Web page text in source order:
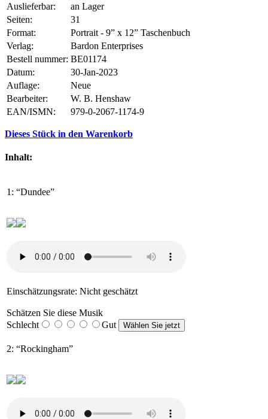
Auslieferbar:
an Lager
Seiten:
31
Format:
Portrait - 9” x 12” Taschenbuch
Verlag:
Bardon Enterprises
Bestell nummer: BE01174
Datum:
30-Jan-2023
Auflage:
Neue
Bearbeiter:
W. B. Henshaw
EAN/ISMN:
979-0-2067-1174-9
Dieses Stück in den Warenkorb
Inhalt:
1: “Dundee”
Einschätzungsrate: Nicht geschätzt
Schätzen Sie diese Musik
Schlecht
Gut
2: “Rockingham”